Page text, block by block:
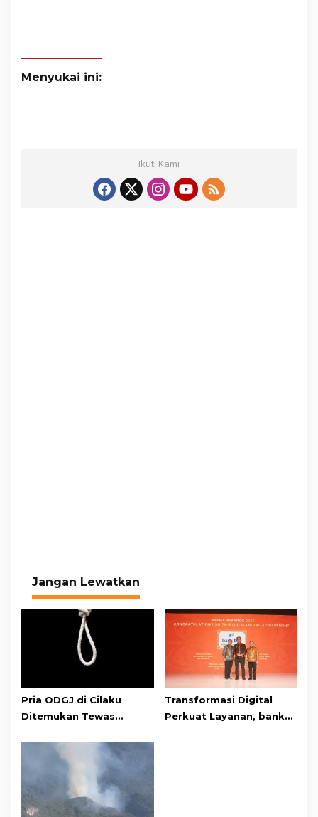
Menyukai ini:
Ikuti Kami
Jangan Lewatkan
Pria ODGJ di Cilaku
Ditemukan Tewas
Transformasi Digital
Perkuat Layanan, bank